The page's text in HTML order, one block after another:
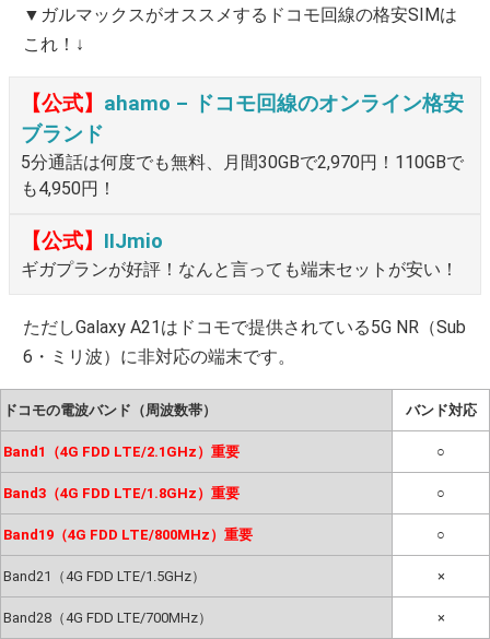
▼ガルマックスがオススメするドコモ回線の格安SIMは
これ！↓
【公式】 ahamo – ドコモ回線のオンライン格安
ブランド
5分通話は何度でも無料、月間30GBで2,970円！110GBで
も4,950円！
【公式】 IIJmio
ギガプランが好評！なんと言っても端末セットが安い！
ただしGalaxy A21はドコモで提供されている5G NR（Sub
6・ミリ波）に非対応の端末です。
ドコモの電波バンド（周波数帯） バンド対応
Band1（4G FDD LTE/2.1GHz）重要 ○
Band3（4G FDD LTE/1.8GHz）重要 ○
Band19（4G FDD LTE/800MHz）重要 ○
Band21（4G FDD LTE/1.5GHz） ×
Band28（4G FDD LTE/700MHz） ×